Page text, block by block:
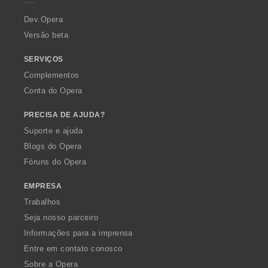
a
Dev.Opera
Versão beta
SERVIÇOS
Complementos
Conta do Opera
PRECISA DE AJUDA?
Suporte e ajuda
Blogs do Opera
Fóruns do Opera
EMPRESA
Trabalhos
Seja nosso parceiro
Informações para a imprensa
Entre em contato conosco
Sobre a Opera